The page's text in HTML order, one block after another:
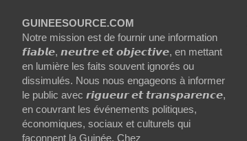
GUINEESOURCE.COM
Notre mission est de fournir une information
𝙛𝙞𝙖𝙗𝙡𝙚, 𝙣𝙚𝙪𝙩𝙧𝙚 𝙚𝙩 𝙤𝙗𝙟𝙚𝙘𝙩𝙞𝙫𝙚, en mettant
en lumière les faits souvent ignorés ou
dissimulés. Nous nous engageons à informer
le public avec 𝙧𝙞𝙜𝙪𝙚𝙪𝙧 𝙚𝙩 𝙩𝙧𝙖𝙣𝙨𝙥𝙖𝙧𝙚𝙣𝙘𝙚,
en couvrant les événements politiques,
économiques, sociaux et culturels qui
façonnent la Guinée. Chez